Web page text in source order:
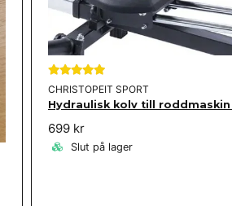
CHRISTOPEIT SPORT
Hydraulisk kolv till roddmaskin
699 kr
Slut på lager